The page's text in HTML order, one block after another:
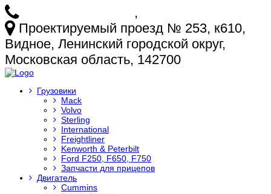
,
Проектируемый проезд № 253, к610,
Видное, Ленинский городской округ,
Московская область, 142700
Грузовики
Mack
Volvo
Sterling
International
Freightliner
Kenworth & Peterbilt
Ford F250, F650, F750
Запчасти для прицепов
Двигатель
Cummins